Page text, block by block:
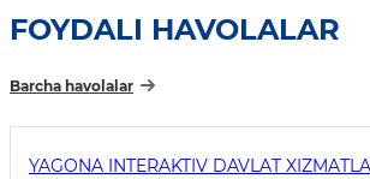
FOYDALI HAVOLALAR
Barcha havolalar
YAGONA INTERAKTIV DAVLAT